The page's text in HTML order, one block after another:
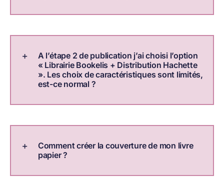
A l’étape 2 de publication j’ai choisi l’option
« Librairie Bookelis + Distribution Hachette
». Les choix de caractéristiques sont limités,
est-ce normal ?
Comment créer la couverture de mon livre
papier ?